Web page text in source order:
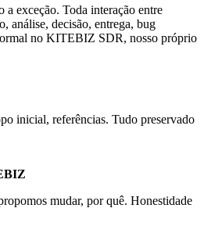
exceção. Toda interação entre
decisão, entrega, bug
no KITEBIZ SDR, nosso próprio
inicial, referências. Tudo preservado
mudar, por quê. Honestidade